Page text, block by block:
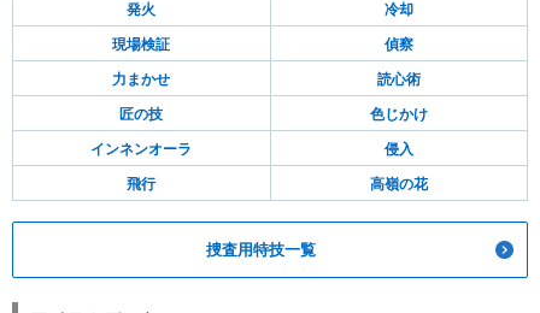
発火 冷却
現場検証 偵察
力まかせ 読心術
匠の技 色じかけ
インネンオーラ 侵入
飛行 高嶺の花
捜査用特技一覧